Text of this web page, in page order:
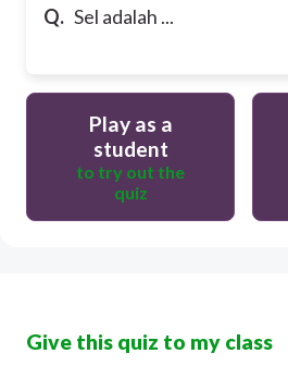
Q. Sel adalah ...
Play as a
student
to try out the
quiz
Give this quiz to my class